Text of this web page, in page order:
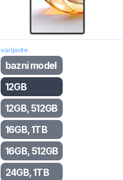
varijante
bazni model
12GB
12GB, 512GB
16GB, 1TB
16GB, 512GB
24GB, 1TB